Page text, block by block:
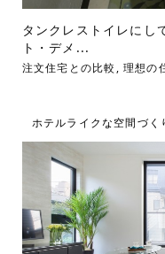
タンクレストイレにし
ト・デメ...
注文住宅との比較 , 理想の
ホテルライクな空間づく